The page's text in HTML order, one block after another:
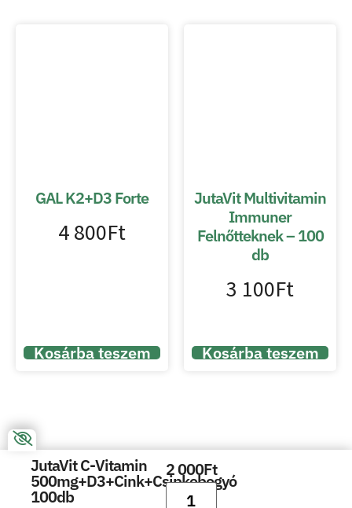
GAL K2+D3 Forte
4 800Ft
Kosárba teszem
JutaVit Multivitamin
Immuner
Felnőtteknek – 100
db
3 100Ft
Kosárba teszem
JutaVit C-Vitamin
500mg+D3+Cink+Csipkebogyó
100db
2 000Ft